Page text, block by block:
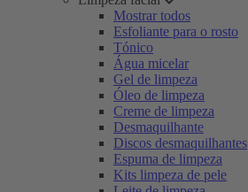
Mostrar todos
Esfoliante para o rosto
Tónico
Água micelar
Gel de limpeza
Óleo de limpeza
Creme de limpeza
Desmaquilhante
Discos desmaquilhantes
Espuma de limpeza
Kits limpeza de pele